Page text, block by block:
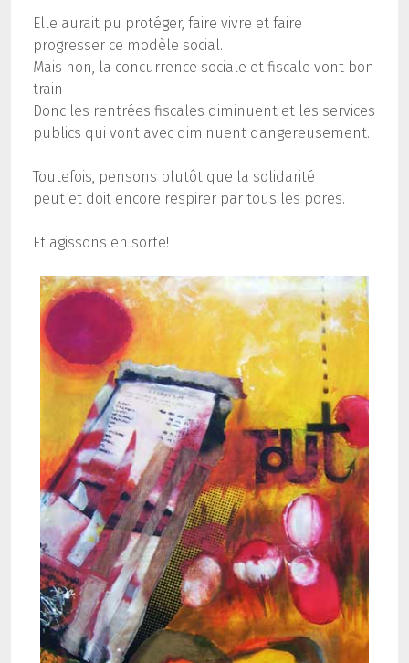
Elle aurait pu protéger, faire vivre et faire
progresser ce modèle social.
Mais non, la concurrence sociale et fiscale vont bon
train !
Donc les rentrées fiscales diminuent et les services
publics qui vont avec diminuent dangereusement.
Toutefois, pensons plutôt que la solidarité
peut et doit encore respirer par tous les pores.
Et agissons en sorte!